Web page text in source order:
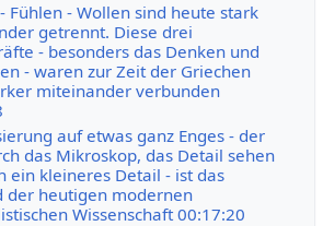
Fühlen - Wollen sind heute stark
getrennt. Diese drei
- besonders das Denken und
- waren zur Zeit der Griechen
miteinander verbunden
auf etwas ganz Enges - der
das Mikroskop, das Detail sehen
ein kleineres Detail - ist das
der heutigen modernen
Wissenschaft 00:17:20